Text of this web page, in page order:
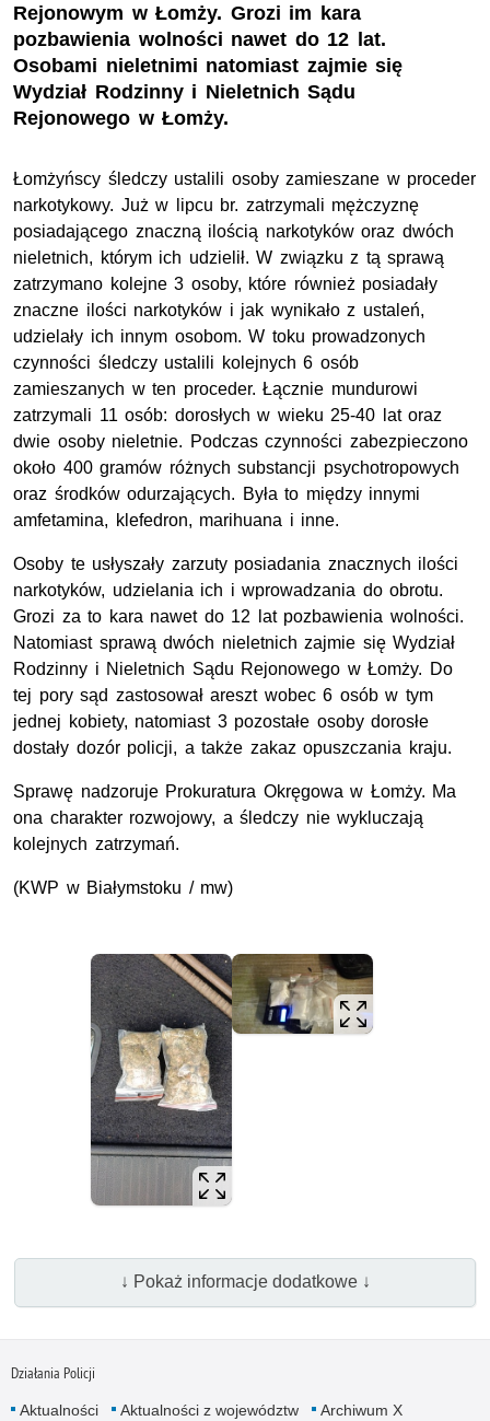
Rejonowym w Łomży. Grozi im kara
pozbawienia wolności nawet do 12 lat.
Osobami nieletnimi natomiast zajmie się
Wydział Rodzinny i Nieletnich Sądu
Rejonowego w Łomży.
Łomżyńscy śledczy ustalili osoby zamieszane w proceder
narkotykowy. Już w lipcu br. zatrzymali mężczyznę
posiadającego znaczną ilością narkotyków oraz dwóch
nieletnich, którym ich udzielił. W związku z tą sprawą
zatrzymano kolejne 3 osoby, które również posiadały
znaczne ilości narkotyków i jak wynikało z ustaleń,
udzielały ich innym osobom. W toku prowadzonych
czynności śledczy ustalili kolejnych 6 osób
zamieszanych w ten proceder. Łącznie mundurowi
zatrzymali 11 osób: dorosłych w wieku 25-40 lat oraz
dwie osoby nieletnie. Podczas czynności zabezpieczono
około 400 gramów różnych substancji psychotropowych
oraz środków odurzających. Była to między innymi
amfetamina, klefedron, marihuana i inne.
Osoby te usłyszały zarzuty posiadania znacznych ilości
narkotyków, udzielania ich i wprowadzania do obrotu.
Grozi za to kara nawet do 12 lat pozbawienia wolności.
Natomiast sprawą dwóch nieletnich zajmie się Wydział
Rodzinny i Nieletnich Sądu Rejonowego w Łomży. Do
tej pory sąd zastosował areszt wobec 6 osób w tym
jednej kobiety, natomiast 3 pozostałe osoby dorosłe
dostały dozór policji, a także zakaz opuszczania kraju.
Sprawę nadzoruje Prokuratura Okręgowa w Łomży. Ma
ona charakter rozwojowy, a śledczy nie wykluczają
kolejnych zatrzymań.
(KWP w Białymstoku / mw)
↓ Pokaż informacje dodatkowe ↓
Działania Policji
Aktualności Aktualności z województw
Archiwum X